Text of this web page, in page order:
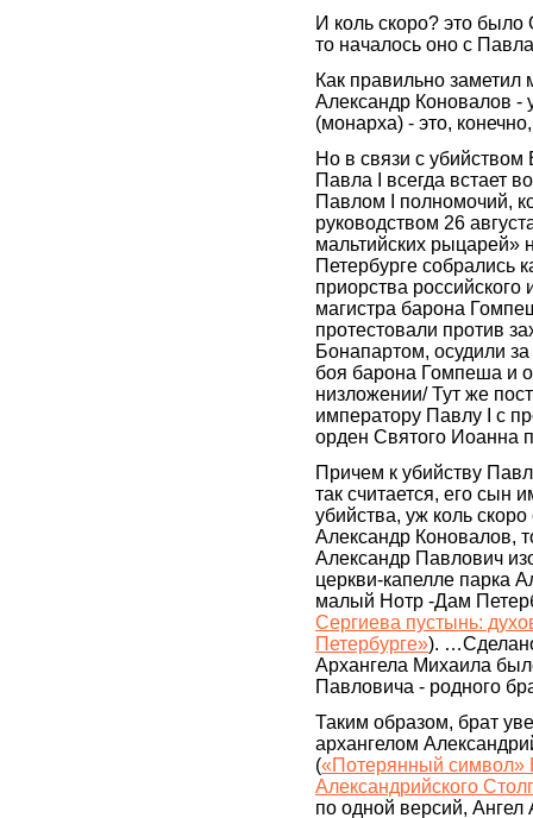
И коль скоро? это
то началось оно с
Как правильно заметил
Александр Коновалов -
(монарха) - это,
Но в связи с убийством
Павла I всегда встает
Павлом I полномочий,
руководством 26
мальтийских рыцарей»
Петербурге собрались
приорства российского
магистра барона
протестовали против
Бонапартом, осудили
боя барона Гомпеша и
низложении/ Тут же
императору Павлу I с
орден Святого Иоанна
Причем к убийству
так считается, его сын
убийства, уж коль
Александр Коновалов,
Александр Павлович
церкви-капелле парка
малый Нотр -Дам
Сергиева пустынь:
Петербурге»).
Архангела Михаила
Павловича - родного
Таким образом, брат
архангелом
(«Потерянный символ»
Александрийского
по одной версий, Ангел